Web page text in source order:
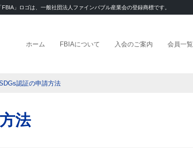
ホーム FBIAについて 入会のご案内 会員一覧
」ロゴは、一般社団法人ファインバブル産業会の登録商標です。
認証の申請方法
法